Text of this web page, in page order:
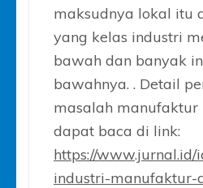
maksudnya lokal itu
yang kelas industri
bawah dan banyak
bawahnya. . Detail
masalah manufaktur
dapat baca di link:
https://
industri-manufaktur-